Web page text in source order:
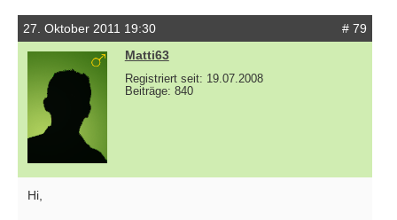
27. Oktober 2011 19:30
# 79
Matti63
Registriert seit: 19.07.2008
Beiträge: 840
Hi,